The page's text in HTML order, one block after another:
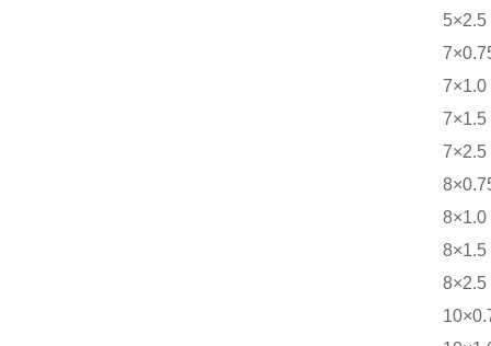
5×2.5
7×1.0
7×1.5
7×2.5
8×1.0
8×1.5
8×2.5